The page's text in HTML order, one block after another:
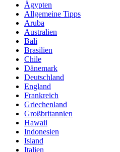
Ägypten
Allgemeine Tipps
Aruba
Australien
Bali
Brasilien
Chile
Dänemark
Deutschland
England
Frankreich
Griechenland
Großbritannien
Hawaii
Indonesien
Island
Italien